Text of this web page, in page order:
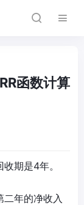
函数计算
期是4年。
年的净收入